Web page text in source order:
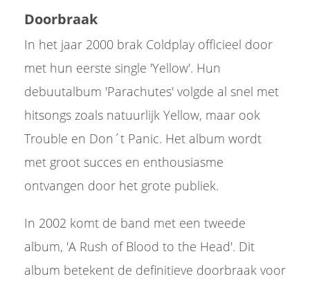
Doorbraak
In het jaar 2000 brak Coldplay officieel door
met hun eerste single 'Yellow'. Hun
debuutalbum 'Parachutes' volgde al snel met
hitsongs zoals natuurlijk Yellow, maar ook
Trouble en Don´t Panic. Het album wordt
met groot succes en enthousiasme
ontvangen door het grote publiek.
In 2002 komt de band met een tweede
album, 'A Rush of Blood to the Head'. Dit
album betekent de definitieve doorbraak voor